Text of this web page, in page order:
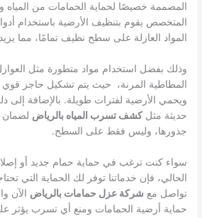
المصممة خصيصًا لحماية الحمامات من المياه
المتخصص يقوم بتنظيف الأرضية باستخدام
المواد العازلة على سطح نظيف تمامًا، مما
وذلك بفضل استخدام مواد متطورة مثل العوازل
المطاطية المرنة، حيث يتم تشكيل حاجز قوي
ويحمي الأرضية لفترات طويلة. بالإضافة إلى
حديثة مثلكشف تسرب المياه بالرياض لضمان
جذورها، وليس فقط على السطح.
سواء كنت ترغب في حماية حمام جديد أو
الحالي، فإن خدماتنا توفر لك الحماية التي
تواصل مع شركة عزل حمامات بالرياض الآن
حماية أرضية الحمامات ومنع أي تسرب يؤثر